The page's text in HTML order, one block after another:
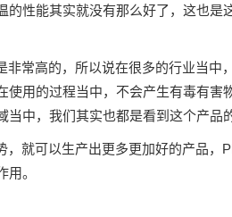
性能其实就没有那么好了，这也是
常高的，所以说在很多的行业当中
用的过程当中，不会产生有毒有害
中，我们其实也都是看到这个产品
就可以生产出更多更加好的产品，
。